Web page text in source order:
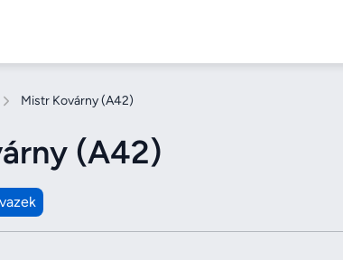
Mistr Kovárny (A42)
(A42)